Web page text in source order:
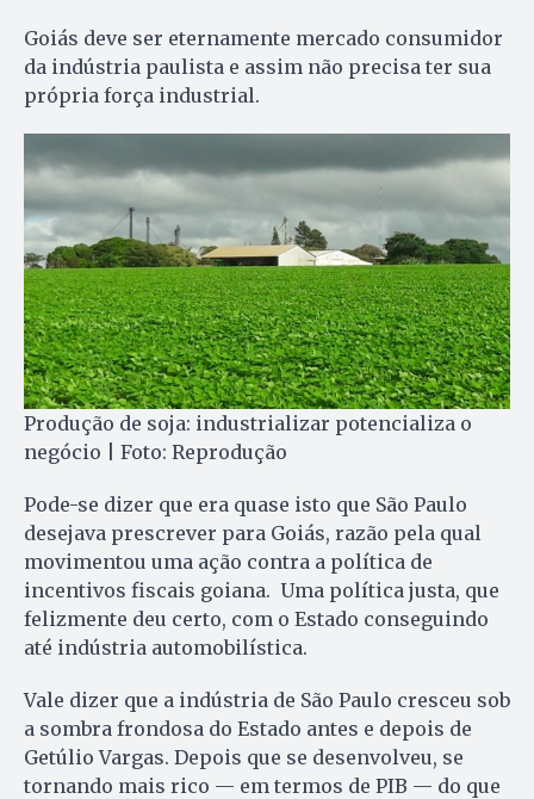
Goiás deve ser eternamente mercado consumidor
da indústria paulista e assim não precisa ter sua
própria força industrial.
Produção de soja: industrializar potencializa o
negócio | Foto: Reprodução
Pode-se dizer que era quase isto que São Paulo
desejava prescrever para Goiás, razão pela qual
movimentou uma ação contra a política de
incentivos fiscais goiana. Uma política justa, que
felizmente deu certo, com o Estado conseguindo
até indústria automobilística.
Vale dizer que a indústria de São Paulo cresceu sob
a sombra frondosa do Estado antes e depois de
Getúlio Vargas. Depois que se desenvolveu, se
tornando mais rico — em termos de PIB — do que